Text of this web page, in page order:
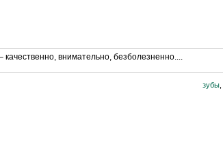
внимательно, безболезненно....
зубы